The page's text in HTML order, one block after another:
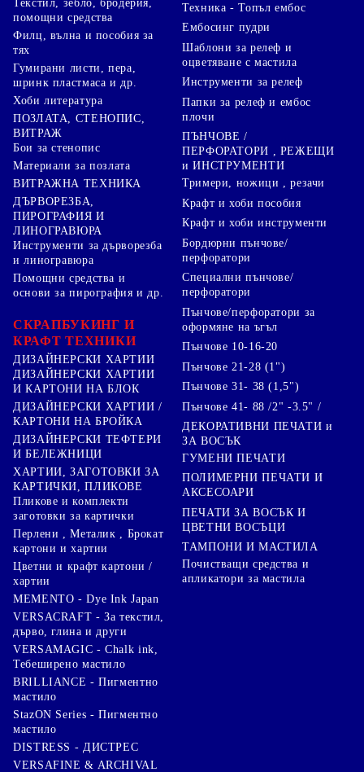
Текстил, зебло, бродерия,
помощни средства
Филц, вълна и пособия за
тях
Гумирани листи, пера,
шринк пластмаса и др.
Хоби литература
ПОЗЛАТА, СТЕНОПИС,
ВИТРАЖ
Бои за стенопис
Материали за позлата
ВИТРАЖНА ТЕХНИКА
ДЪРВОРЕЗБА,
ПИРОГРАФИЯ И
ЛИНОГРАВЮРА
Инструменти за дърворезба
и линогравюра
Помощни средства и
основи за пирография и др.
СКРАПБУКИНГ И
КРАФТ ТЕХНИКИ
ДИЗАЙНЕРСКИ ХАРТИИ
ДИЗАЙНЕРСКИ ХАРТИИ
И КАРТОНИ НА БЛОК
ДИЗАЙНЕРСКИ ХАРТИИ /
КАРТОНИ НА БРОЙКА
ДИЗАЙНЕРСКИ ТЕФТЕРИ
И БЕЛЕЖНИЦИ
ХАРТИИ, ЗАГОТОВКИ ЗА
КАРТИЧКИ, ПЛИКОВЕ
Пликове и комплекти
заготовки за картички
Перлени , Металик , Брокат
картони и хартии
Цветни и крафт картони /
хартии
Техника - Топъл ембос
Ембосинг пудри
Шаблони за релеф и
оцветяване с мастила
Инструменти за релеф
Папки за релеф и ембос
плочи
ПЪНЧОВЕ /
ПЕРФОРАТОРИ , РЕЖЕЩИ
и ИНСТРУМЕНТИ
Тримери, ножици , резачи
Крафт и хоби пособия
Крафт и хоби инструменти
Бордюрни пънчове/
перфоратори
Специални пънчове/
перфоратори
Пънчове/перфоратори за
оформяне на ъгъл
Пънчове 10-16-20
Пънчове 21-28 (1")
Пънчове 31- 38 (1,5")
Пънчове 41- 88 /2" -3.5" /
ДЕКОРАТИВНИ ПЕЧАТИ и
ЗА ВОСЪК
ГУМЕНИ ПЕЧАТИ
ПОЛИМЕРНИ ПЕЧАТИ И
АКСЕСОАРИ
ПЕЧАТИ ЗА ВОСЪК И
ЦВЕТНИ ВОСЪЦИ
ТАМПОНИ И МАСТИЛА
Почистващи средства и
апликатори за мастила
MEMENTO - Dye Ink Japan
VERSACRAFT - За текстил,
дърво, глина и други
VERSAMAGIC - Chalk ink,
Тебеширено мастило
BRILLIANCE - Пигментно
мастило
StazON Series - Пигментно
мастило
DISTRESS - ДИСТРЕС
VERSAFINE & ARCHIVAL